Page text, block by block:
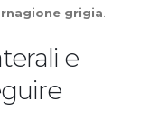
grigia.
e